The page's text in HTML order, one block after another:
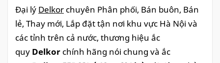
Đại lý Delkor chuyên Phân phối, Bán buôn, Bán
lẻ, Thay mới, Lắp đặt tận nơi khu vực Hà Nội và
các tỉnh trên cả nước, thương hiệu ắc
quy Delkor chính hãng nói chung và ắc